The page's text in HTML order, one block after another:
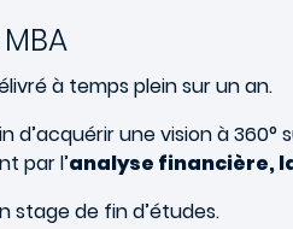
à temps plein surun an.
une vision à
par l’analyse financière,
stage de fin d’études.